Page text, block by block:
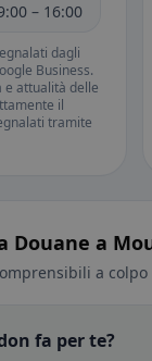
– 16:00
dagli
Business.
e attualità delle
il
tramite
Douane a
a colpo
fa per te?